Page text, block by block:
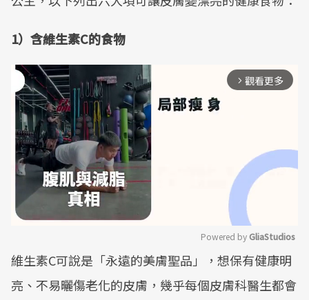
1）含維生素C的食物
arrow_forward_ios 觀看更多
Mute
Powered by GliaStudios
維生素C可說是「永遠的美膚聖品」，想保有健康明
亮、不易曬傷老化的皮膚，幾乎每個皮膚科醫生都會